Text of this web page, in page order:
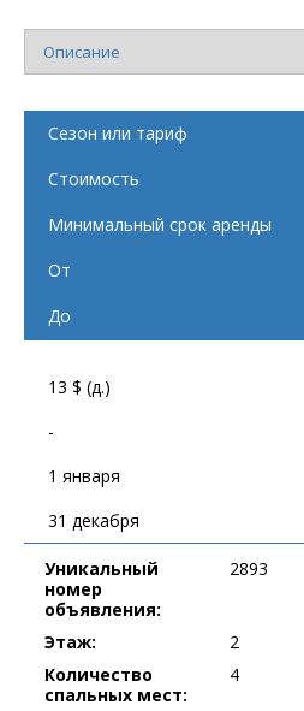
Описание
Сезон или тариф
Стоимость
Минимальный срок аренды
От
До
13 $ (д.)
-
1 января
31 декабря
Уникальный
номер
объявления:
2893
Этаж:
2
Количество
спальных мест:
4